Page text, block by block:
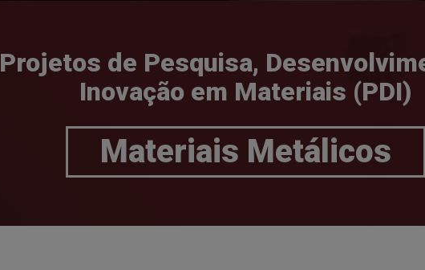
Projetos de Pesquisa,
Inovação em Materiais (PDI)
Materiais Metálicos